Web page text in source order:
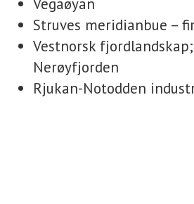
Vegaøyan
Struves meridianbue –
Vestnorsk
Nerøyfjorden
Rjukan-Notodden